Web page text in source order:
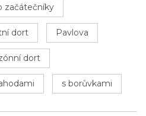
začátečníky
dort Pavlova
dort
s borůvkami